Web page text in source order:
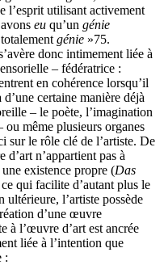
l’esprit utilisant activement
eu qu’un génie
génie »75.
donc intimement liée à
– fédératrice :
en cohérence lorsqu’il
certaine manière déjà
– le poète, l’imagination
ou même plusieurs organes
sur le rôle clé de l’artiste. De
n’appartient pas à
existence propre (Das
qui facilite d’autant plus le
ultérieure, l’artiste possède
d’une œuvre
à l’œuvre d’art est ancrée
liée à l’intention que
: